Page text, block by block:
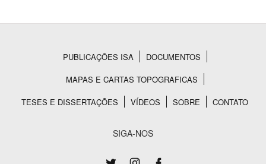
Rodapé
PUBLICAÇÕES ISA
DOCUMENTOS
MAPAS E CARTAS TOPOGRAFICAS
TESES E DISSERTAÇÕES
VÍDEOS SOBRE CONTATO
SIGA-NOS